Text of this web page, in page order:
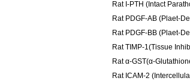
Rat I-PTH (Intact
Rat PDGF-AB (Plaet-
Rat PDGF-BB (Plaet-
Rat TIMP-1(Tissue
Rat α-GST(α-
Rat ICAM-2